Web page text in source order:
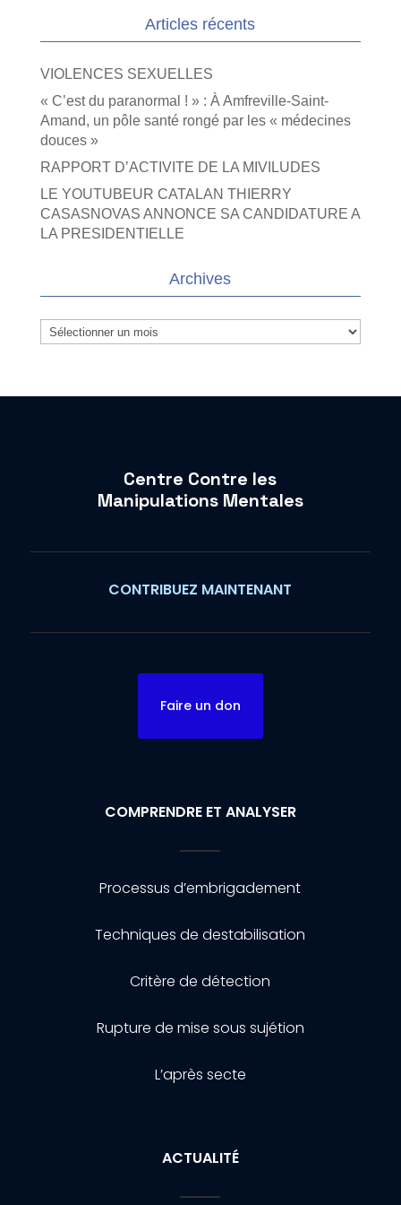
Articles récents
VIOLENCES SEXUELLES
« C’est du paranormal ! » : À Amfreville-Saint-
Amand, un pôle santé rongé par les « médecines
douces »
RAPPORT D’ACTIVITE DE LA MIVILUDES
LE YOUTUBEUR CATALAN THIERRY
CASASNOVAS ANNONCE SA CANDIDATURE A
LA PRESIDENTIELLE
Archives
Archives
Centre Contre les
Manipulations Mentales
CONTRIBUEZ MAINTENANT
Faire un don
COMPRENDRE ET ANALYSER
Processus d’embrigadement
Techniques de destabilisation
Critère de détection
Rupture de mise sous sujétion
L’après secte
ACTUALITÉ